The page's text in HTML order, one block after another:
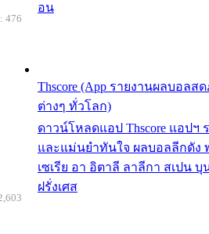
อน
Thscore (App รายงานผลบอล
ต่างๆ ทั่วโลก)
ดาวน์โหลดแอป Thscore แอปฯ
และแม่นยำทันใจ ผลบอลลีกดัง
เซเรีย อา อิตาลี ลาลีกา สเปน บุ
ฝรั่งเศส
476